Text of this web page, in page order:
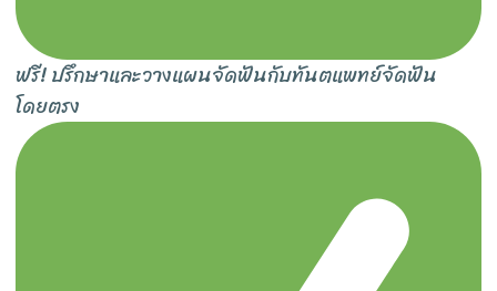
ฟรี! ปรึกษาและวางแผนจัดฟันกับทันตแพทย์จัดฟัน
โดยตรง